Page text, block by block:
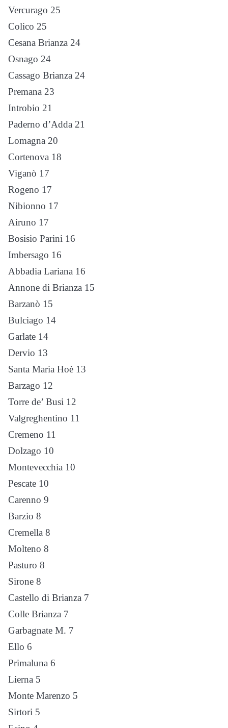
Vercurago 25
Colico 25
Cesana Brianza 24
Osnago 24
Cassago Brianza 24
Premana 23
Introbio 21
Paderno d’Adda 21
Lomagna 20
Cortenova 18
Viganò 17
Rogeno 17
Nibionno 17
Airuno 17
Bosisio Parini 16
Imbersago 16
Abbadia Lariana 16
Annone di Brianza 15
Barzanò 15
Bulciago 14
Garlate 14
Dervio 13
Santa Maria Hoè 13
Barzago 12
Torre de’ Busi 12
Valgreghentino 11
Cremeno 11
Dolzago 10
Montevecchia 10
Pescate 10
Carenno 9
Barzio 8
Cremella 8
Molteno 8
Pasturo 8
Sirone 8
Castello di Brianza 7
Colle Brianza 7
Garbagnate M. 7
Ello 6
Primaluna 6
Lierna 5
Monte Marenzo 5
Sirtori 5